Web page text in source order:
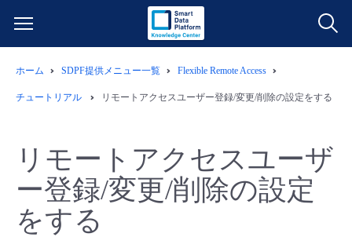
サービス一覧
クラウド/サーバー
ネットワーク
データ利活用
クラウド/サーバー
料金情報
料金シミュレーター
ご利用開始ガイド
ホーム SDPF提供メニュー一覧 Flexible Remote Access
チュートリアル リモートアクセスユーザー登録/変更/削除の設定をする
リモートアクセスユーザ
ー登録/変更/削除の設定
をする